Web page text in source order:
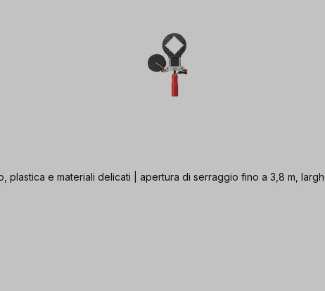
e materiali delicati | apertura di serraggio fino a 3,8 m,